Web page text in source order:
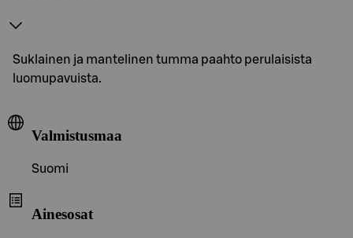
Suklainen ja mantelinen tumma paahto perulaisista
luomupavuista.
Valmistusmaa
Suomi
Ainesosat